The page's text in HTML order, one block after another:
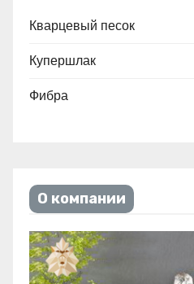
Кварцевый песок
Купершлак
Фибра
О компании